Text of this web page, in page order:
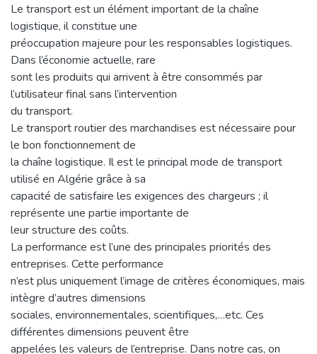
Le transport est un élément important de la chaîne
logistique, il constitue une
préoccupation majeure pour les responsables logistiques.
Dans l’économie actuelle, rare
sont les produits qui arrivent à être consommés par
l’utilisateur final sans l’intervention
du transport.
Le transport routier des marchandises est nécessaire pour
le bon fonctionnement de
la chaîne logistique. Il est le principal mode de transport
utilisé en Algérie grâce à sa
capacité de satisfaire les exigences des chargeurs ; il
représente une partie importante de
leur structure des coûts.
La performance est l’une des principales priorités des
entreprises. Cette performance
n’est plus uniquement l’image de critères économiques, mais
intègre d’autres dimensions
sociales, environnementales, scientifiques,…etc. Ces
différentes dimensions peuvent être
appelées les valeurs de l’entreprise. Dans notre cas, on